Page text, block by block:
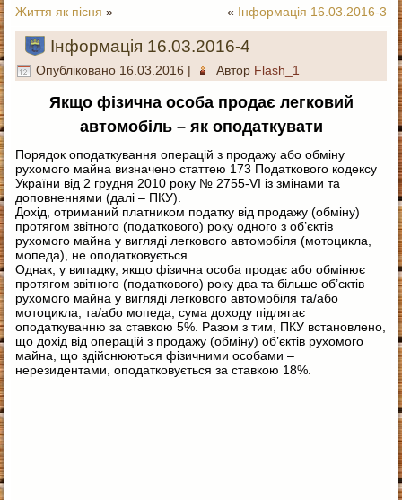
Життя як пісня » « Інформація 16.03.2016-3
Інформація 16.03.2016-4
Опубліковано 16.03.2016 | Автор Flash_1
Якщо фізична особа продає легковий
автомобіль – як оподаткувати
Порядок оподаткування операцій з продажу або обміну
рухомого майна визначено статтею 173 Податкового кодексу
України від 2 грудня 2010 року № 2755-VI із змінами та
доповненнями (далі – ПКУ).
Дохід, отриманий платником податку від продажу (обміну)
протягом звітного (податкового) року одного з об’єктів
рухомого майна у вигляді легкового автомобіля (мотоцикла,
мопеда), не оподатковується.
Однак, у випадку, якщо фізична особа продає або обмінює
протягом звітного (податкового) року два та більше об’єктів
рухомого майна у вигляді легкового автомобіля та/або
мотоцикла, та/або мопеда, сума доходу підлягає
оподаткуванню за ставкою 5%. Разом з тим, ПКУ встановлено,
що дохід від операцій з продажу (обміну) об’єктів рухомого
майна, що здійснюються фізичними особами –
нерезидентами, оподатковується за ставкою 18%.